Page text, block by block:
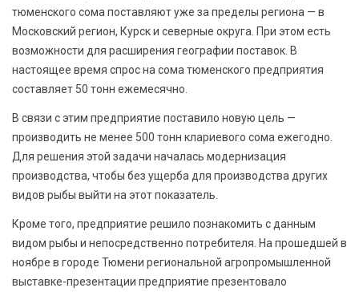
тюменского сома поставляют уже за пределы региона — в
Московский регион, Курск и северные округа. При этом есть
возможности для расширения географии поставок. В
настоящее время спрос на сома тюменского предприятия
составляет 50 тонн ежемесячно.
В связи с этим предприятие поставило новую цель —
производить не менее 500 тонн клариевого сома ежегодно.
Для решения этой задачи началась модернизация
производства, чтобы без ущерба для производства других
видов рыбы выйти на этот показатель.
Кроме того, предприятие решило познакомить с данным
видом рыбы и непосредственно потребителя. На прошедшей в
ноябре в городе Тюмени региональной агропромышленной
выставке-презентации предприятие презентовало